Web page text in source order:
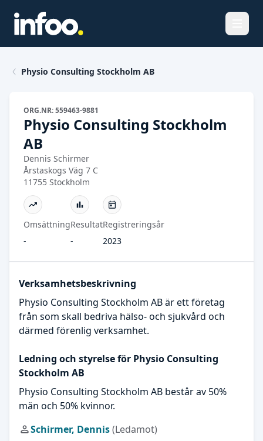
Physio Consulting Stockholm AB
ORG.NR: 559463-9881
Physio Consulting Stockholm
AB
Dennis Schirmer
Årstaskogs Väg 7 C
11755 Stockholm
Omsättning
-
Resultat
-
Registreringsår
2023
Verksamhetsbeskrivning
Physio Consulting Stockholm AB är ett företag
från som skall bedriva hälso- och sjukvård och
därmed förenlig verksamhet.
Ledning och styrelse för Physio Consulting
Stockholm AB
Physio Consulting Stockholm AB består av 50%
män och 50% kvinnor.
Schirmer, Dennis(Ledamot)